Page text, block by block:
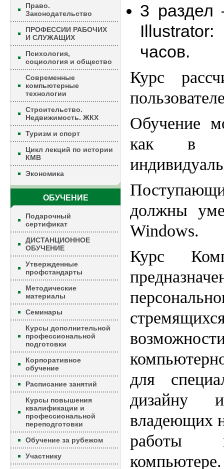
Право.
Законодательство
ПРОФЕССИИ РАБОЧИХ
И СЛУЖАЩИХ
Психология,
социология и общество
Современные
компьютерные
технологии
Строительство.
Недвижимость. ЖКХ
Туризм и спорт
Цикл лекций по истории
КМВ
Экономика
ОБУЧЕНИЕ
Подарочный
сертификат
ДИСТАНЦИОННОЕ
ОБУЧЕНИЕ
Утвержденные
профстандарты
Методические
материалы
Семинары
Курсы дополнительной
профессиональной
подготовки
Корпоративное
обучение
Расписание занятий
Курсы повышения
квалификации и
профессиональной
переподготовки
Обучение за рубежом
Участнику
3 раздел
часов.
Курс
Обучение
как в
должны
Windows.
Курс
для
дизайну
владеющих
работы
компьютере.